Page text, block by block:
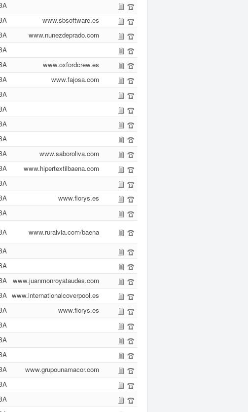
www.sbsoftware.es
www.nunezdeprado.com
www.oxfordcrew.es
www.fajosa.com
www.saboroliva.com
www.hipertextilbaena.com
www.florys.es
www.ruralvia.com/baena
www.juanmonroyataudes.com
www.internationalcoverpool.es
www.florys.es
www.grupounamacor.com